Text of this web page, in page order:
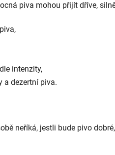
piva mohou přijít dříve,
intenzity,
a dezertní piva.
neříká, jestli bude pivo